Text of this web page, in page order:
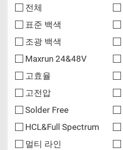
전체
표준 백색
조광 백색
Maxrun 24&48V
고효율
고전압
Solder Free
HCL&Full Spectrum
멀티 라인